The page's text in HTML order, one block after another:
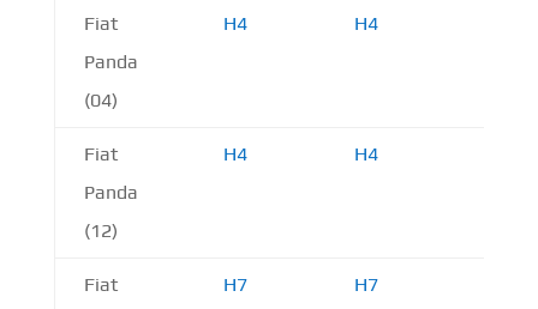
Fiat
Panda
(04)
H4 H4
Fiat
Panda
(12)
H4 H4
Fiat
H7 H7